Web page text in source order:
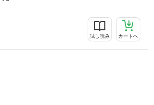
試し読み カートへ